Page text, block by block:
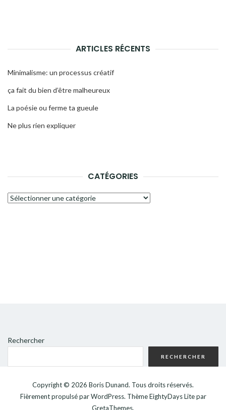
ARTICLES RÉCENTS
Minimalisme: un processus créatif
ça fait du bien d’être malheureux
La poésie ou ferme ta gueule
Ne plus rien expliquer
CATÉGORIES
Catégories
Rechercher
RECHERCHER
Copyright © 2026 Boris Dunand. Tous droits réservés.
Fièrement propulsé parWordPress. ThèmeEightyDays Litepar
GretaThemes.